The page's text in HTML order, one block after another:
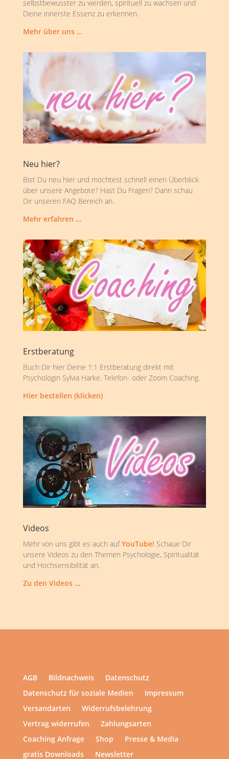
selbstbewusster zu werden, spirituell zu wachsen und
Deine innerste Essenz zu erkennen.
Mehr über uns …
Neu hier?
Bist Du neu hier und möchtest schnell einen Überblick
über unsere Angebote? Hast Du Fragen? Dann schau
Dir unseren FAQ Bereich an.
Mehr erfahren …
Erstberatung
Buch Dir hier Deine 1:1 Erstberatung direkt mit
Psychologin Sylvia Harke. Telefon- oder Zoom Coaching.
Hier bestellen (klicken)
Videos
Mehr von uns gibt es auch aufYouTube! Schaue Dir
unsere Videos zu den Themen Psychologie, Spiritualität
und Hochsensibilität an.
Zu den Videos …
AGB Bildnachweis
Datenschutz
Datenschutz für soziale Medien
Impressum
Versandarten
Widerrufsbelehrung
Vertrag widerrufen
Zahlungsarten
Coaching Anfrage
Shop
Presse & Media
gratis Downloads
Newsletter